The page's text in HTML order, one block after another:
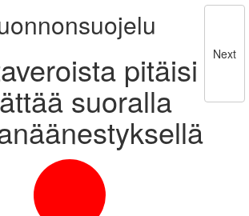
pitäisi
suoralla
Next